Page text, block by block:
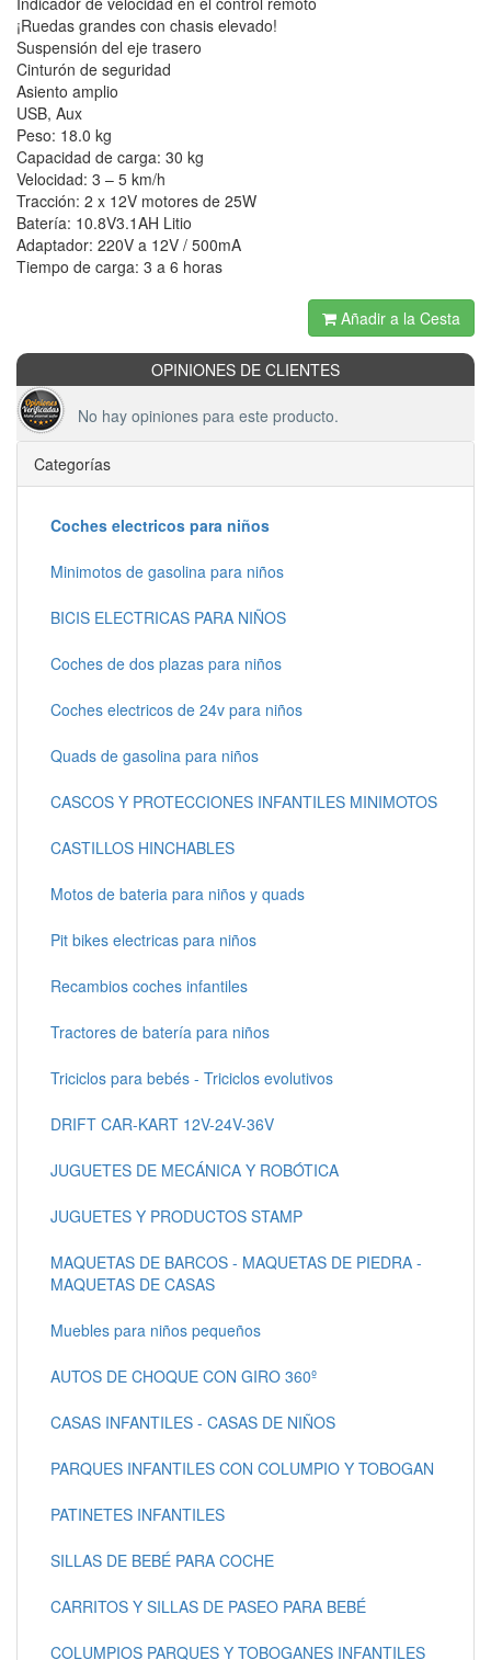
¡Ruedas grandes con chasis elevado!
Suspensión del eje trasero
Cinturón de seguridad
Asiento amplio
USB, Aux
Peso: 18.0 kg
Capacidad de carga: 30 kg
Velocidad: 3 – 5 km/h
Tracción: 2 x 12V motores de 25W
Batería: 10.8V3.1AH Litio
Adaptador: 220V a 12V / 500mA
Tiempo de carga: 3 a 6 horas
Añadir a la Cesta
OPINIONES DE CLIENTES
No hay opiniones para este producto.
Categorías
Coches electricos para niños
Minimotos de gasolina para niños
BICIS ELECTRICAS PARA NIÑOS
Coches de dos plazas para niños
Coches electricos de 24v para niños
Quads de gasolina para niños
CASCOS Y PROTECCIONES INFANTILES MINIMOTOS
CASTILLOS HINCHABLES
Motos de bateria para niños y quads
Pit bikes electricas para niños
Recambios coches infantiles
Tractores de batería para niños
Triciclos para bebés - Triciclos evolutivos
DRIFT CAR-KART 12V-24V-36V
JUGUETES DE MECÁNICA Y ROBÓTICA
JUGUETES Y PRODUCTOS STAMP
MAQUETAS DE BARCOS - MAQUETAS DE PIEDRA -
MAQUETAS DE CASAS
Muebles para niños pequeños
AUTOS DE CHOQUE CON GIRO 360º
CASAS INFANTILES - CASAS DE NIÑOS
PARQUES INFANTILES CON COLUMPIO Y TOBOGAN
PATINETES INFANTILES
SILLAS DE BEBÉ PARA COCHE
CARRITOS Y SILLAS DE PASEO PARA BEBÉ
COLUMPIOS PARQUES Y TOBOGANES INFANTILES